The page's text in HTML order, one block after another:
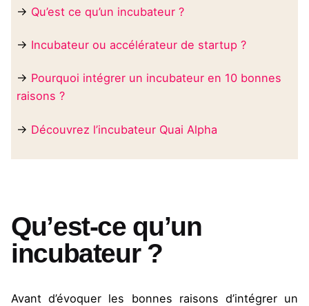
→ Qu’est ce qu’un incubateur ?
→ Incubateur ou accélérateur de startup ?
→ Pourquoi intégrer un incubateur en 10 bonnes
raisons ?
→ Découvrez l’incubateur Quai Alpha
Qu’est-ce qu’un
incubateur ?
Avant d’évoquer les bonnes raisons d’intégrer un